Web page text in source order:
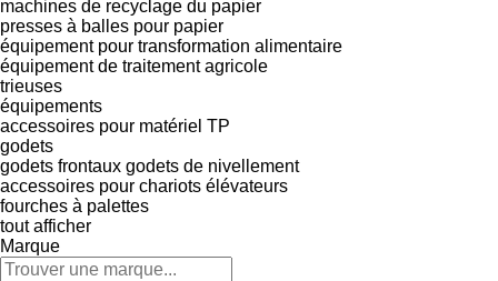
machines de recyclage du papier
presses à balles pour papier
équipement pour transformation alimentaire
équipement de traitement agricole
trieuses
équipements
accessoires pour matériel TP
godets
godets frontaux godets de nivellement
accessoires pour chariots élévateurs
fourches à palettes
tout afficher
Marque